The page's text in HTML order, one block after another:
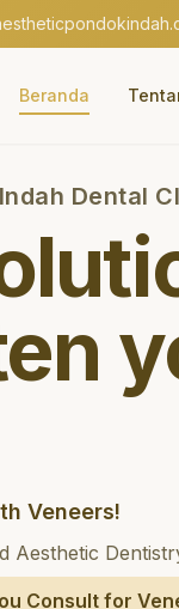
Beranda
Dental
Veneers!
Aesthetic
Consult for